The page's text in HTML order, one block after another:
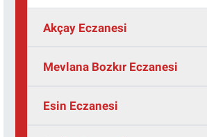
Akçay Eczanesi
Mevlana Bozkır Eczanesi
Esin Eczanesi